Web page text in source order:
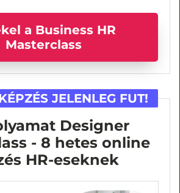
a Business HR
Masterclass
JELENLEG FUT!
Designer
- 8 hetes online
HR-eseknek